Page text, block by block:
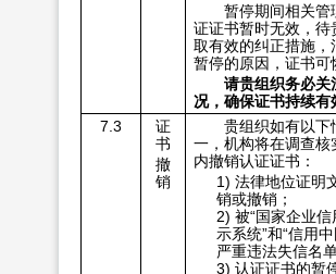
暂停期间相关管
证证书暂时无效，待
取有效的纠正措施，
暂停的原因，证书可
请贵组织务必关
况，确保证书持续有
7.3
证
书
撤
销
贵组织如有以下
一，机构将在调查核
内撤销认证证书：
1) 法律地位证明
销或撤销；
2) 被“国家企业
示系统”和“信用中
严重违法失信名单
3) 认证证书的暂